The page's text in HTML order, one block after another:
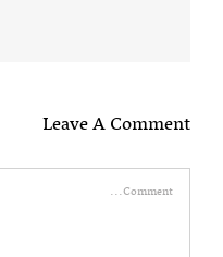
Leave A Comment
Comment